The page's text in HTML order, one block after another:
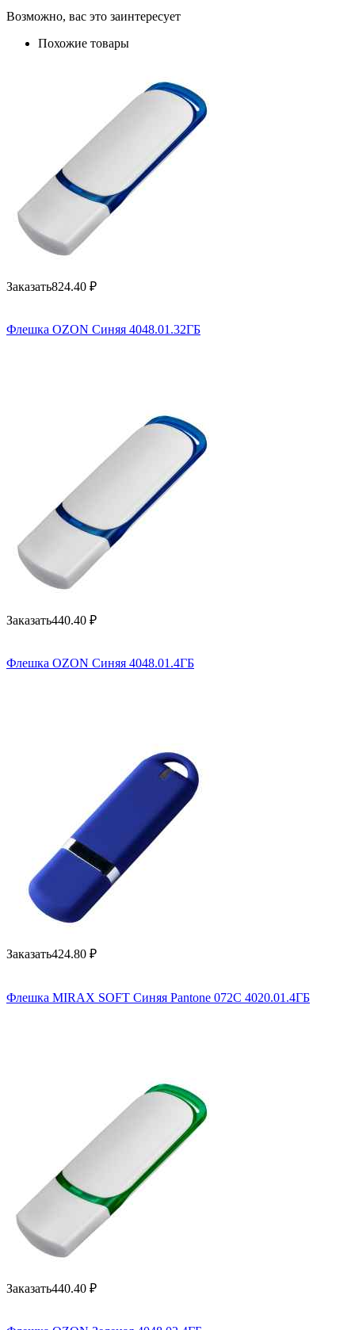
Возможно, вас это заинтересует
Похожие товары
Заказать824.40 ₽
Флешка OZON Синяя 4048.01.32ГБ
Заказать440.40 ₽
Флешка OZON Синяя 4048.01.4ГБ
Заказать424.80 ₽
Флешка MIRAX SOFT Синяя Pantone 072C 4020.01.4ГБ
Заказать440.40 ₽